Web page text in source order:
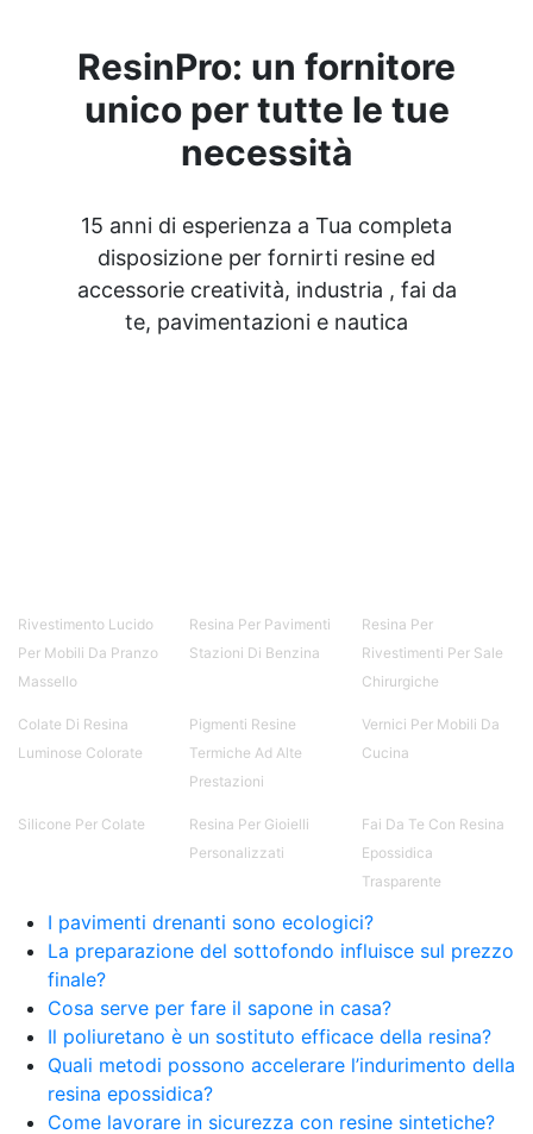
ResinPro: un fornitore
unico per tutte le tue
necessità
15 anni di esperienza a Tua completa
disposizione per fornirti resine ed
accessorie creatività, industria , fai da
te, pavimentazioni e nautica
Rivestimento Lucido
Per Mobili Da Pranzo
Massello
Resina Per Pavimenti
Stazioni Di Benzina
Resina Per
Rivestimenti Per Sale
Chirurgiche
Colate Di Resina
Luminose Colorate
Pigmenti Resine
Termiche Ad Alte
Prestazioni
Vernici Per Mobili Da
Cucina
Silicone Per Colate
Resina Per Gioielli
Personalizzati
Fai Da Te Con Resina
Epossidica
Trasparente
I pavimenti drenanti sono ecologici?
La preparazione del sottofondo influisce sul prezzo
finale?
Cosa serve per fare il sapone in casa?
Il poliuretano è un sostituto efficace della resina?
Quali metodi possono accelerare l’indurimento della
resina epossidica?
Come lavorare in sicurezza con resine sintetiche?